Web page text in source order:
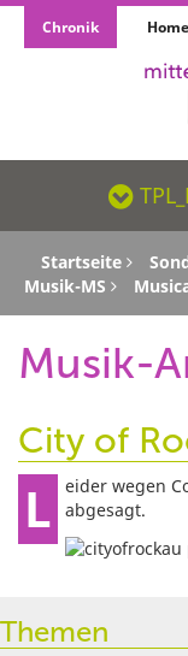
Chronik Home
Startseite
Musik-MS
Musik-
City of
Leider wegen Corona knapp vor der Aufführung abgesagt.
Themen